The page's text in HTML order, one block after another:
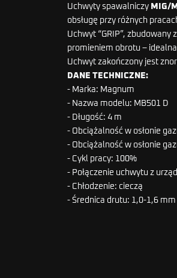
Uchwyty spawalniczy MIG/
obsługę przy różnych
Uchwyt “GRIP”,
promieniem obrotu –
Uchwyt zakończony jest
DANE TECHNICZNE:
- Marka: Magnum
- Nazwa modelu: MB501 D
- Długość: 4 m
- Obciążalność w osłonie
- Obciążalność w osłonie
- Cykl pracy: 100%
- Połączenie uchwytu z
- Chłodzenie: cieczą
- Średnica drutu: 1,0-1,6 mm